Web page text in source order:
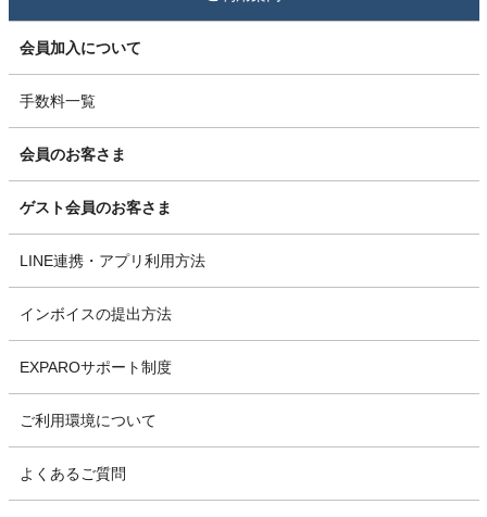
会員加入について
手数料一覧
会員のお客さま
ゲスト会員のお客さま
LINE連携・アプリ利用方法
インボイスの提出方法
EXPAROサポート制度
ご利用環境について
よくあるご質問